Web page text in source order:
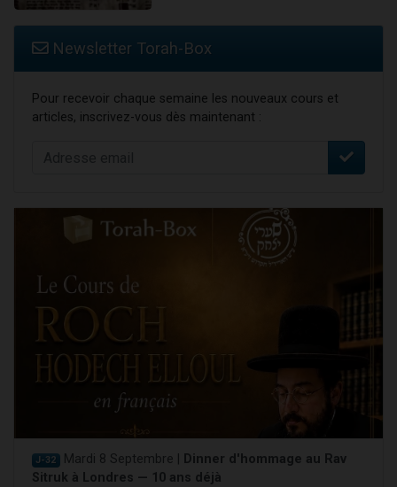
Newsletter Torah-Box
Pour recevoir chaque semaine les nouveaux cours et
articles, inscrivez-vous dès maintenant :
J-32 Mardi 8 Septembre |
Dinner d'hommage au Rav
Sitruk à Londres — 10 ans déjà